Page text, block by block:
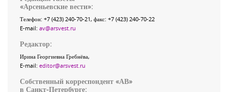
«Арсеньевские вести»:
Телефон: +7 (423) 240-70-21, факс: +7 (423) 240-70-22
E-mail: av@arsvest.ru
Редактор:
Ирина Георгиевна Гребнёва,
E-mail: editor@arsvest.ru
Собственный корреспондент «АВ»
в Санкт-Петербурге: